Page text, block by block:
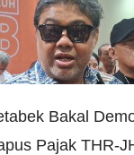
Bakal
Pajak THR-